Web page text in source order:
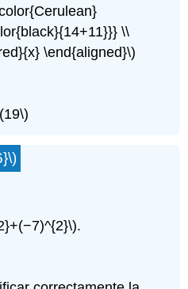
\\
\end{aligned}\)
.